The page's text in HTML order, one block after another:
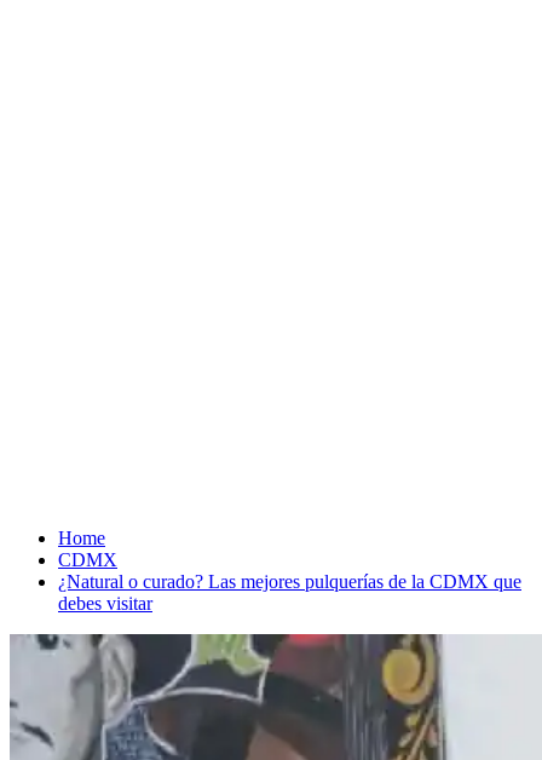
Home
CDMX
¿Natural o curado? Las mejores pulquerías de la CDMX que
debes visitar